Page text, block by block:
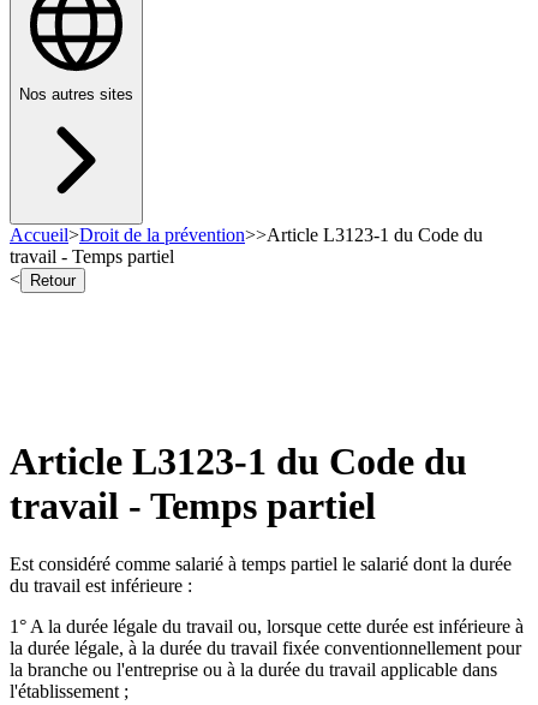
Nos autres sites
Accueil>Droit de la prévention>>Article L3123-1 du Code du
travail - Temps partiel
<
Retour
Article L3123-1 du Code du
travail - Temps partiel
Est considéré comme salarié à temps partiel le salarié dont la durée
du travail est inférieure :
1° A la durée légale du travail ou, lorsque cette durée est inférieure à
la durée légale, à la durée du travail fixée conventionnellement pour
la branche ou l'entreprise ou à la durée du travail applicable dans
l'établissement ;